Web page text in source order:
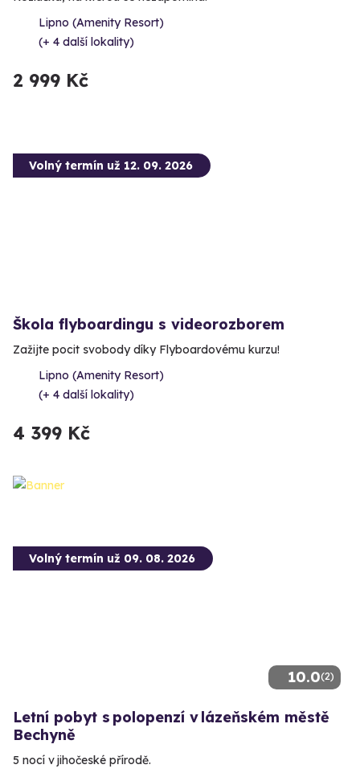
Lipno (Amenity Resort)
(+ 4 další lokality)
2 999 Kč
Volný termín už 12. 09. 2026
Škola flyboardingu s videorozborem
Zažijte pocit svobody díky Flyboardovému kurzu!
Lipno (Amenity Resort)
(+ 4 další lokality)
4 399 Kč
10.0(2)
Volný termín už 09. 08. 2026
Letní pobyt s polopenzí v lázeňském městě
Bechyně
5 nocí v jihočeské přírodě.